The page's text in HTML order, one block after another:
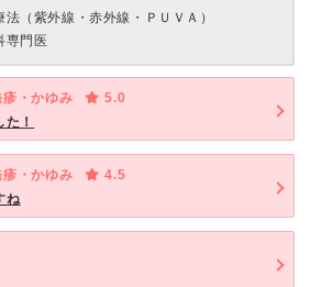
法（紫外線・赤外線・ＰＵＶＡ）
専門医
疹・かゆみ
5.0
！
疹・かゆみ
4.5
ね